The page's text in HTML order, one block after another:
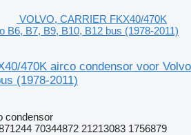
VOLVO, CARRIER FKX40/470K
B6, B7, B9, B10, B12 bus (1978-2011)
470K airco condensor voor Volvo
(1978-2011)
condensor
70344872 21213083 1756879